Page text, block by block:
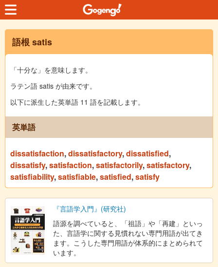
語根 satis
「十分な」を意味します。
ラテン語 satis が由来です。
以下に派生した英単語 11 語を記載します。
英単語
dissatisfaction,dissatisfactory,dissatisfied,
dissatisfy,satisfaction,satisfactorily,satisfactory,
satisfiability,satisfiable,satisfied,satisfy
『言語学入門』(研究社)
語源を調べていると、「祖語」や「再建」といっ
た、言語学に関する見慣れない専門用語が出てき
ます。こうした専門用語が体系的にまとめられて
います。